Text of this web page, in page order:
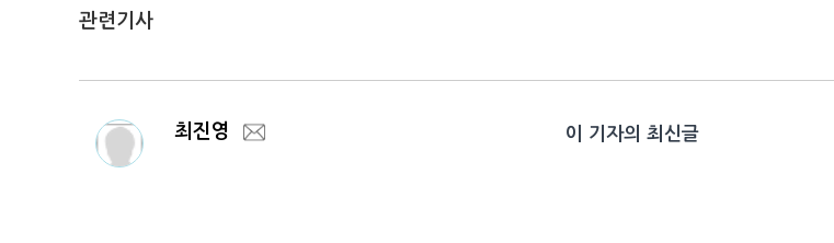
관련기사
최진영 이 기자의 최신글